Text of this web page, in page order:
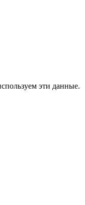
эти данные.